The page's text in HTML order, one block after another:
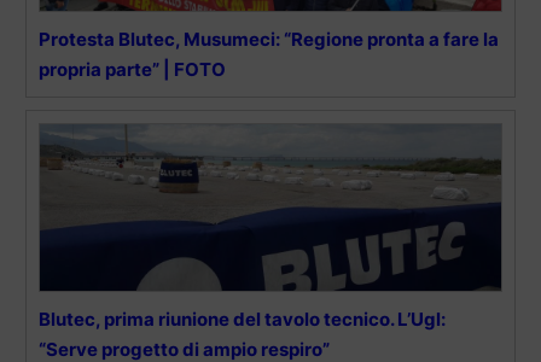
Protesta Blutec, Musumeci: “Regione pronta a fare la
propria parte” | FOTO
Blutec, prima riunione del tavolo tecnico. L’Ugl:
“Serve progetto di ampio respiro”